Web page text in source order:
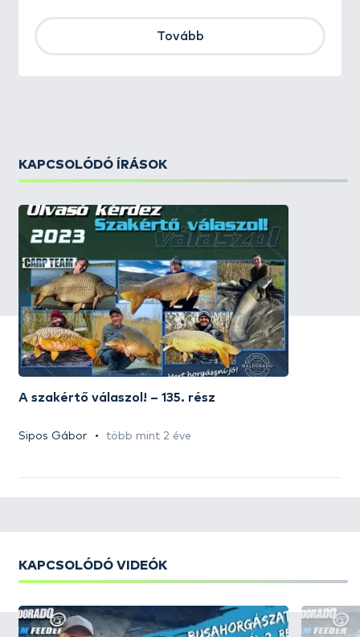
Tovább
KAPCSOLÓDÓ ÍRÁSOK
A szakértő válaszol! – 135. rész
Sipos Gábor több mint 2 éve
KAPCSOLÓDÓ VIDEÓK